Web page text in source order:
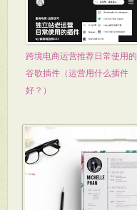
跨境电商运营推荐日常使用的
谷歌插件（运营用什么插件
好？）